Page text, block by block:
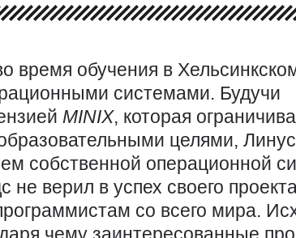
время обучения в
системами. Будучи
MINIX, которая
целями,
собственной операционной
не верил в успех своего
со всего мира.